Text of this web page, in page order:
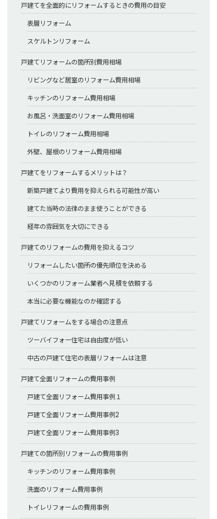
戸建てを全面的にリフォームするときの費用の目安
表層リフォーム
スケルトンリフォーム
戸建てリフォームの箇所別費用相場
リビングなど居室のリフォーム費用相場
キッチンのリフォーム費用相場
お風呂・洗面室のリフォーム費用相場
トイレのリフォーム費用相場
外壁、屋根のリフォーム費用相場
戸建てをリフォームするメリットは？
新築戸建てより費用を抑えられる可能性が高い
建てた当時の法律のまま使うことができる
経年の雰囲気を大切にできる
戸建てのリフォームの費用を抑えるコツ
リフォームしたい箇所の優先順位を決める
いくつかのリフォーム業者へ見積を依頼する
本当に必要な機能なのか確認する
戸建てリフォームをする場合の注意点
ツーバイフォー住宅は自由度が低い
中古の戸建て住宅の表層リフォームは注意
戸建て全面リフォームの費用事例
戸建て全面リフォーム費用事例１
戸建て全面リフォーム費用事例2
戸建て全面リフォーム費用事例3
戸建ての箇所別リフォームの費用事例
キッチンのリフォーム費用事例
洗面のリフォーム費用事例
トイレリフォームの費用事例